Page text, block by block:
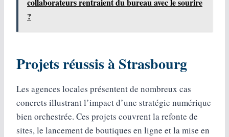
collaborateurs rentraient du bureau avec le sourire
?
Projets réussis à Strasbourg
Les agences locales présentent de nombreux cas
concrets illustrant l’impact d’une stratégie numérique
bien orchestrée. Ces projets couvrent la refonte de
sites, le lancement de boutiques en ligne et la mise en